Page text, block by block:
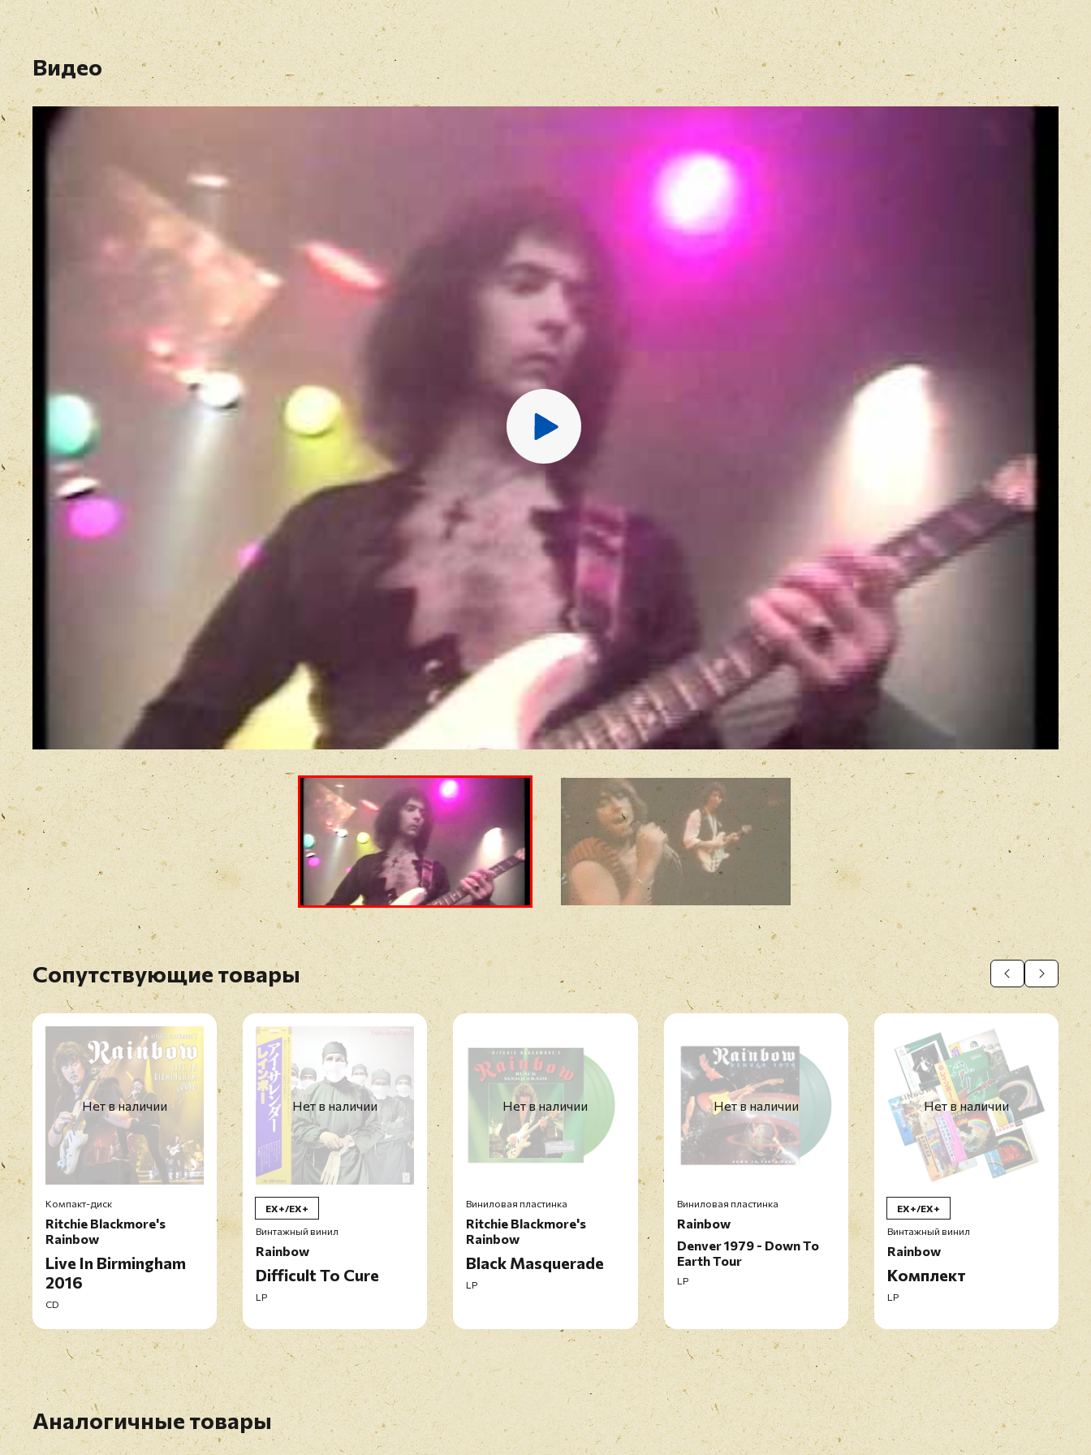
* E-mail*
Отзыв *
Видео
Сопутствующие товары
Нет в наличии
Компакт-диск
Ritchie Blackmore's
Rainbow
Live In Birmingham
2016
CD
Нет в наличии
EX+/EX+
Винтажный винил
Rainbow
Difficult To Cure
LP
Нет в наличии
Виниловая пластинка
Ritchie Blackmore's
Rainbow
Black Masquerade
LP
Нет в наличии
Виниловая пластинка
Rainbow
Denver 1979 - Down To
Earth Tour
LP
Нет в наличии
EX+/EX+
Винтажный винил
Rainbow
Комплект
LP
Аналогичные товары